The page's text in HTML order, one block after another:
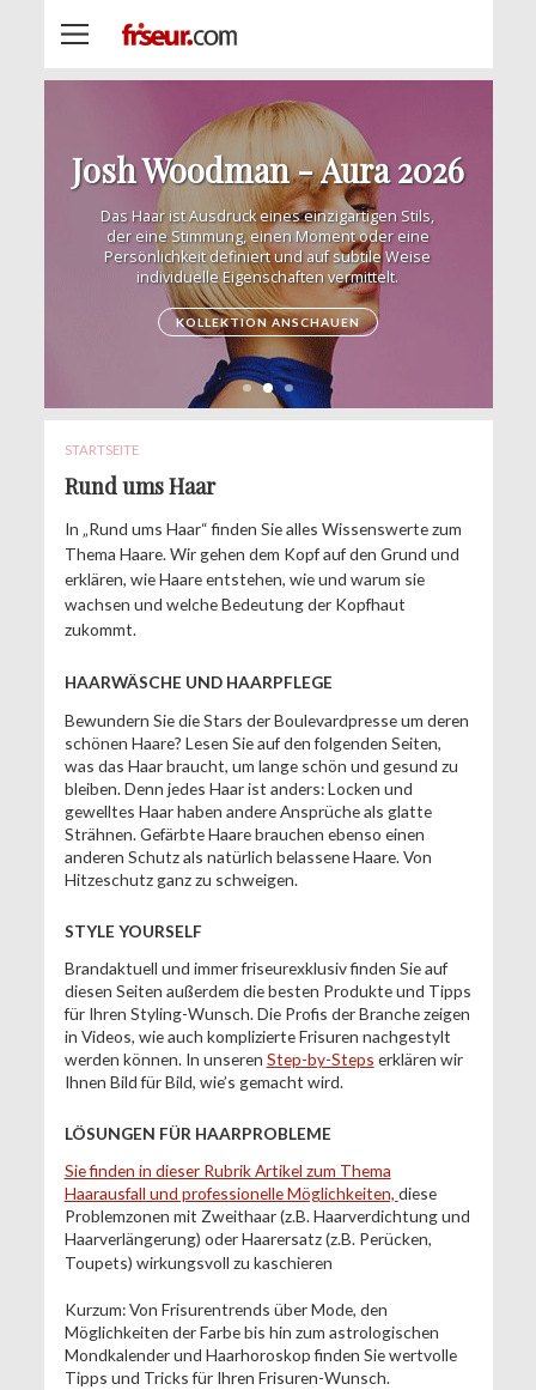
Josh Woodman - Aura 2026
Das Haar ist Ausdruck eines einzigartigen Stils,
der eine Stimmung, einen Moment oder eine
Persönlichkeit definiert und auf subtile Weise
individuelle Eigenschaften vermittelt.
KOLLEKTION ANSCHAUEN
STARTSEITE
Rund ums Haar
In „Rund ums Haar“ finden Sie alles Wissenswerte zum
Thema Haare. Wir gehen dem Kopf auf den Grund und
erklären, wie Haare entstehen, wie und warum sie
wachsen und welche Bedeutung der Kopfhaut
zukommt.
HAARWÄSCHE UND HAARPFLEGE
Bewundern Sie die Stars der Boulevardpresse um deren
schönen Haare? Lesen Sie auf den folgenden Seiten,
was das Haar braucht, um lange schön und gesund zu
bleiben. Denn jedes Haar ist anders: Locken und
gewelltes Haar haben andere Ansprüche als glatte
Strähnen. Gefärbte Haare brauchen ebenso einen
anderen Schutz als natürlich belassene Haare. Von
Hitzeschutz ganz zu schweigen.
STYLE YOURSELF
Brandaktuell und immer friseurexklusiv finden Sie auf
diesen Seiten außerdem die besten Produkte und Tipps
für Ihren Styling-Wunsch. Die Profis der Branche zeigen
in Videos, wie auch komplizierte Frisuren nachgestylt
werden können. In unseren Step-by-Steps erklären wir
Ihnen Bild für Bild, wie’s gemacht wird.
LÖSUNGEN FÜR HAARPROBLEME
Sie finden in dieser Rubrik Artikel zum Thema
Haarausfall und professionelle Möglichkeiten, diese
Problemzonen mit Zweithaar (z.B. Haarverdichtung und
Haarverlängerung) oder Haarersatz (z.B. Perücken,
Toupets) wirkungsvoll zu kaschieren
Kurzum: Von Frisurentrends über Mode, den
Möglichkeiten der Farbe bis hin zum astrologischen
Mondkalender und Haarhoroskop finden Sie wertvolle
Tipps und Tricks für Ihren Frisuren-Wunsch.